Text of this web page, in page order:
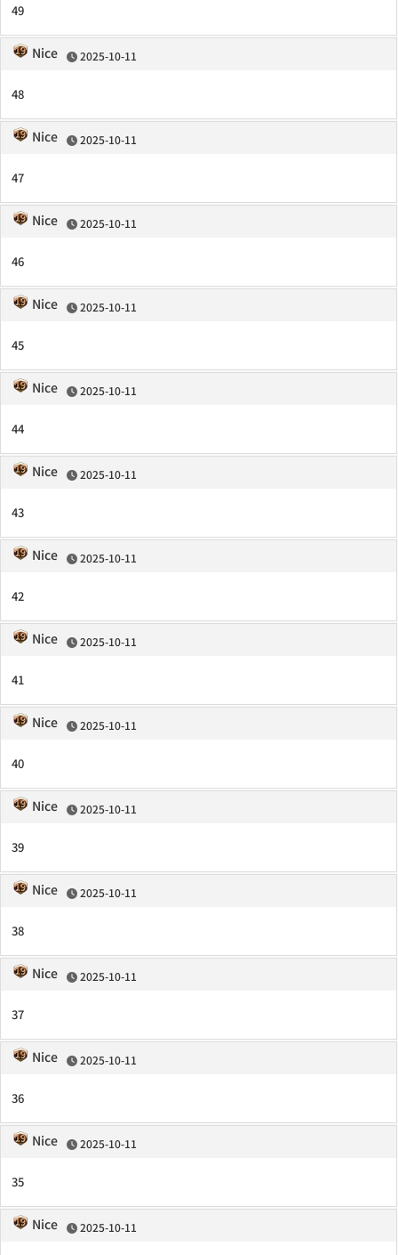
49
Nice 2025-10-11
48
Nice 2025-10-11
47
Nice 2025-10-11
46
Nice 2025-10-11
45
Nice 2025-10-11
44
Nice 2025-10-11
43
Nice 2025-10-11
42
Nice 2025-10-11
41
Nice 2025-10-11
40
Nice 2025-10-11
39
Nice 2025-10-11
38
Nice 2025-10-11
37
Nice 2025-10-11
36
Nice 2025-10-11
35
Nice 2025-10-11